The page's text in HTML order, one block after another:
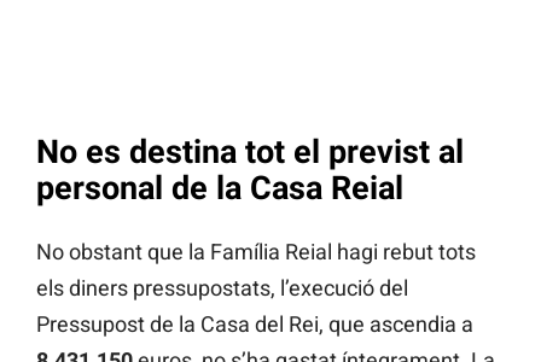
No es destina tot el previst al
personal de la Casa Reial
No obstant que la Família Reial hagi rebut tots
els diners pressupostats, l’execució del
Pressupost de la Casa del Rei, que ascendia a